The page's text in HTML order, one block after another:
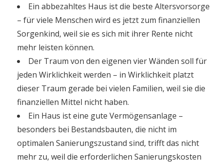
Ein abbezahltes Haus ist die beste Altersvorsorge
– für viele Menschen wird es jetzt zum finanziellen
Sorgenkind, weil sie es sich mit ihrer Rente nicht
mehr leisten können.
Der Traum von den eigenen vier Wänden soll für
jeden Wirklichkeit werden – in Wirklichkeit platzt
dieser Traum gerade bei vielen Familien, weil sie die
finanziellen Mittel nicht haben.
Ein Haus ist eine gute Vermögensanlage –
besonders bei Bestandsbauten, die nicht im
optimalen Sanierungszustand sind, trifft das nicht
mehr zu, weil die erforderlichen Sanierungskosten